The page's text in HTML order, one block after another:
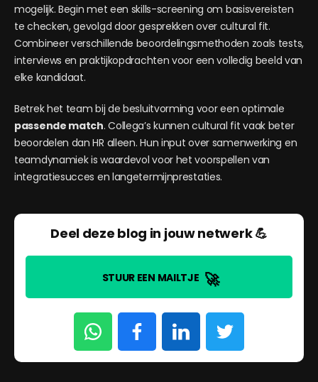
mogelijk. Begin met een skills-screening om basisvereisten
te checken, gevolgd door gesprekken over cultural fit.
Combineer verschillende beoordelingsmethoden zoals tests,
interviews en praktijkopdrachten voor een volledig beeld van
elke kandidaat.
Betrek het team bij de besluitvorming voor een optimale
passende match. Collega’s kunnen cultural fit vaak beter
beoordelen dan HR alleen. Hun input over samenwerking en
teamdynamiek is waardevol voor het voorspellen van
integratiesucces en langetermijnprestaties.
Deel deze blog in jouw netwerk 💪
STUUR EEN MAILTJE 🚀